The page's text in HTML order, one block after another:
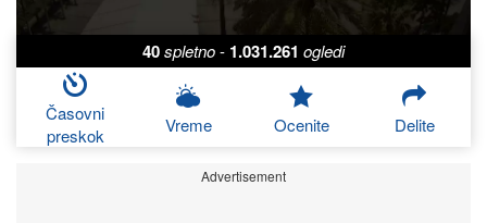
40spletno- 1.031.261 ogledi
Časovni
preskok
Vreme Ocenite Delite
Advertisement